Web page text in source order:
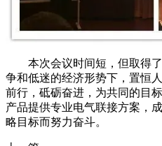
本次会议时间短，但取得了
争和低迷的经济形势下，置恒
前行，砥砺奋进，为共同的目
产品提供专业电气联接方案，
略目标而努力奋斗。